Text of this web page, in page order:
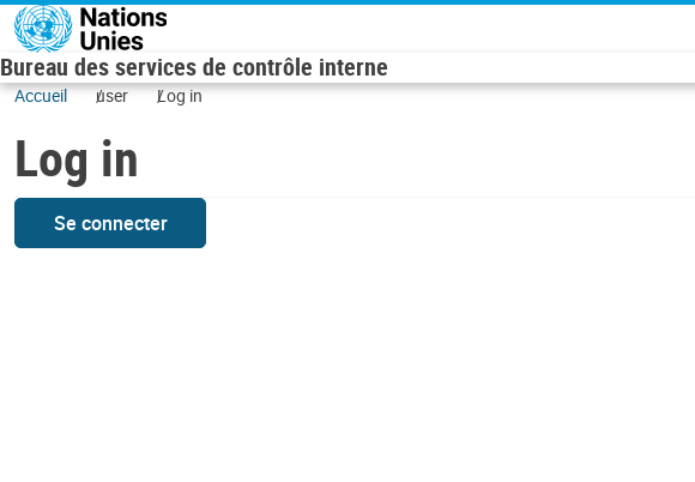
Skip to main content
Bureau des services de contrôle interne
Accueil user Log in
Log in
Se connecter